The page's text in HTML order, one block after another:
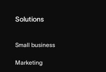
Solutions
Small business
Marketing